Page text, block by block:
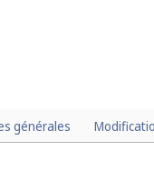
générales
par exemple